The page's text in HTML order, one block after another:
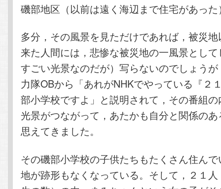
磯部地区（以前は遠く海辺まで住宅があった
多分，その風景を見ただけであれば，被災
来た人間には，悲惨な被災地の一風景とし
すごい光景なのだが）写らないのでしょう
力隊OBから「あれがNHKでやっている『２
部小学校ですよ」と説明されて，その番組
光景がつながって，あたかも自分と関係の
思えてきました。
その磯部小学校の子供たちもたくさん住ん
地が跡形もなくなっている。そして，２１